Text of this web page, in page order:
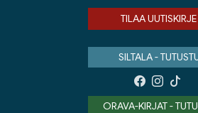
TILAA UUTISKIRJE
SILTALA -
ORAVA-KIRJAT -